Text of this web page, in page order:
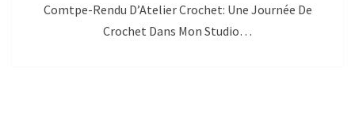
Comtpe-Rendu D’Atelier Crochet: Une Journée De
Crochet Dans Mon Studio…